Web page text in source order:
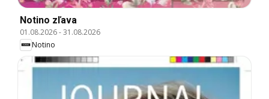
Notino zľava
01.08.2026-31.08.2026
Notino